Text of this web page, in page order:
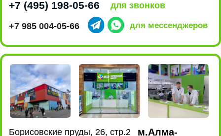
ПОДРОБНЕЕ
м.Марьино
ПОСТРОИТЬ МАРШРУТ
10:00 - 22:00
+7 980 435-47-17
+7 (495) 198-02-16
для мессенджеров
для звонков